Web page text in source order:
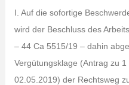
I. Auf die sofortige
wird der Beschluss des
– 44 Ca 5515/19 – dahin
Vergütungsklage (Antrag zu
02.05.2019) der Rechtsweg